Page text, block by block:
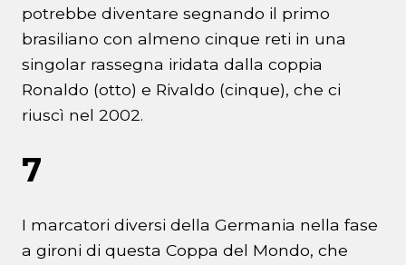
potrebbe diventare segnando il primo
brasiliano con almeno cinque reti in una
singolar rassegna iridata dalla coppia
Ronaldo (otto) e Rivaldo (cinque), che ci
riuscì nel 2002.
7
I marcatori diversi della Germania nella fase
a gironi di questa Coppa del Mondo, che